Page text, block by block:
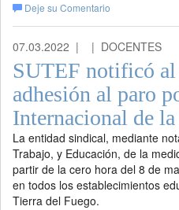
Deje su Comentario
07.03.2022 | | DOCENTES
SUTEF notificó
adhesión al paro
Internacional de
La entidad sindical, mediante
Trabajo, y Educación, de la
partir de la cero hora del 8 de
en todos los establecimientos
Tierra del Fuego.